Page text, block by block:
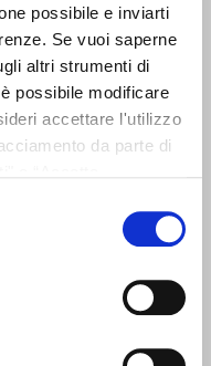
possibile e inviarti
Se vuoi saperne
altri strumenti di
possibile modificare
accettare l'utilizzo
da parte di
impostazioni di